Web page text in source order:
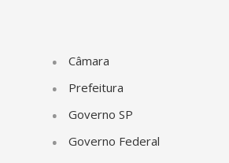
Câmara
Prefeitura
Governo SP
Governo Federal